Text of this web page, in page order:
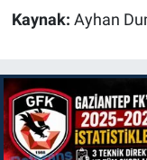
Kaynak: Ayhan